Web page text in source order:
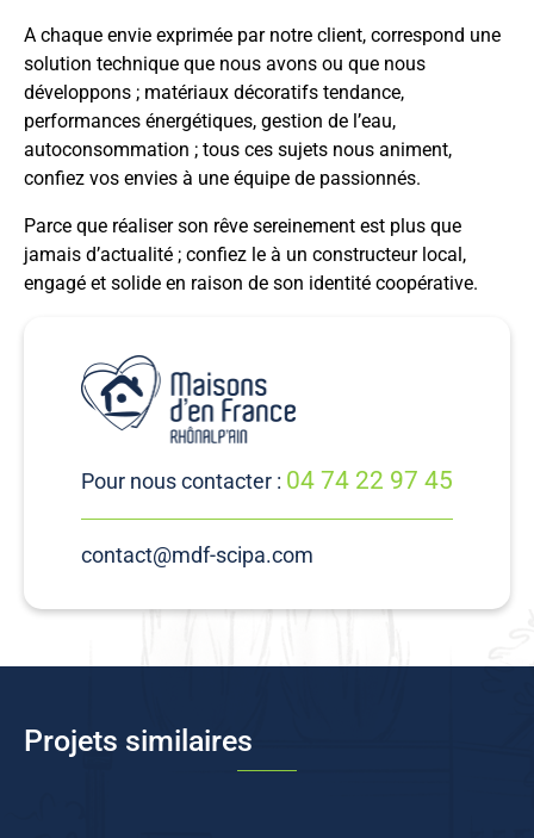
A chaque envie exprimée par notre client, correspond une
solution technique que nous avons ou que nous
développons ; matériaux décoratifs tendance,
performances énergétiques, gestion de l’eau,
autoconsommation ; tous ces sujets nous animent,
confiez vos envies à une équipe de passionnés.
Parce que réaliser son rêve sereinement est plus que
jamais d’actualité ; confiez le à un constructeur local,
engagé et solide en raison de son identité coopérative.
Pour nous contacter : 04 74 22 97 45
contact@mdf-scipa.com
Projets similaires